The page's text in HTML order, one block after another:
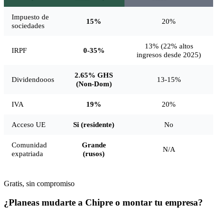
Impuesto de
sociedades
15% 20%
IRPF 0-35%
13% (22% altos
ingresos desde 2025)
Dividendooos
2.65% GHS
(Non-Dom)
13-15%
IVA 19% 20%
Acceso UE Si (residente) No
Comunidad
expatriada
Grande
(rusos)
N/A
Gratis, sin compromiso
¿Planeas mudarte a Chipre o montar tu empresa?